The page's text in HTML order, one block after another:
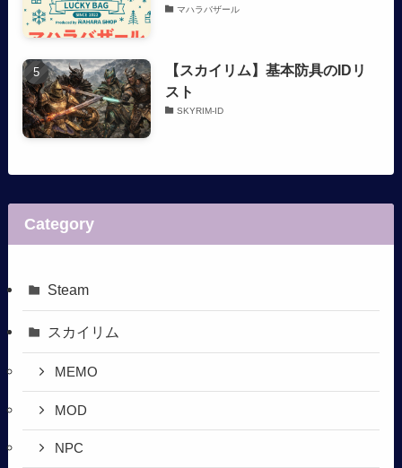
マハラバザール
【スカイリム】基本防具のIDリ
スト
SKYRIM-ID
Category
Steam
スカイリム
MEMO
MOD
NPC